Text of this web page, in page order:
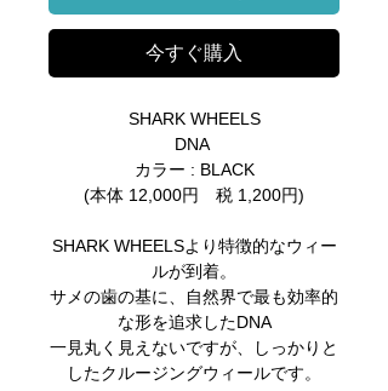
今すぐ購入
SHARK WHEELS
DNA
カラー : BLACK
(本体 12,000円 税 1,200円)
SHARK WHEELSより特徴的なウィー
ルが到着。
サメの歯の基に、自然界で最も効率的
な形を追求したDNA
一見丸く見えないですが、しっかりと
したクルージングウィールです。